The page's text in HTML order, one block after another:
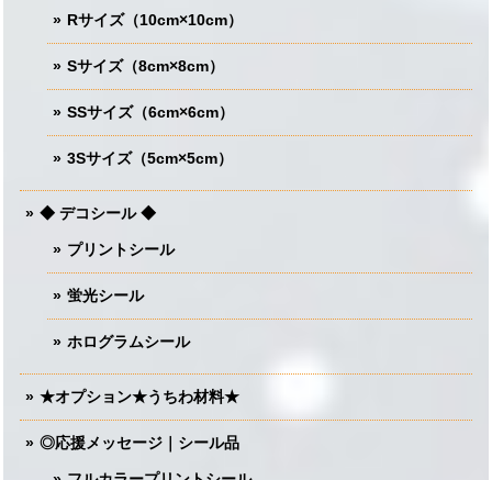
Rサイズ（10cm×10cm）
Sサイズ（8cm×8cm）
SSサイズ（6cm×6cm）
3Sサイズ（5cm×5cm）
◆ デコシール ◆
プリントシール
蛍光シール
ホログラムシール
★オプション★うちわ材料★
◎応援メッセージ｜シール品